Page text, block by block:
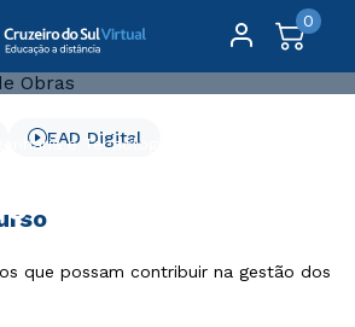
0
e Tecnologia
Custo de
EAD Digital
que possam contribuir na gestão dos